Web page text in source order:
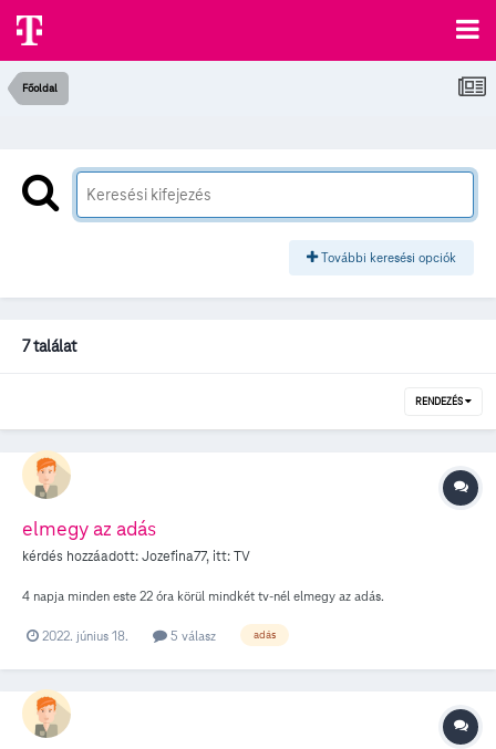
Főoldal
További keresési opciók
7 találat
RENDEZÉS
elmegy az adás
kérdés hozzáadott:Jozefina77, itt:TV
4 napja minden este 22 óra körül mindkét tv-nél elmegy az adás.
2022. június 18. 5 válasz adás